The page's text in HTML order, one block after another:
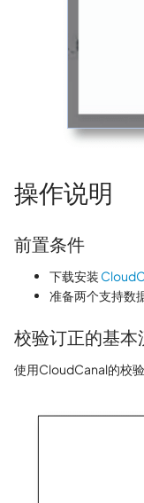
操作说明
前置条件
下载安装
准备两个支持数
校验订正的基本
使用CloudCanal的校